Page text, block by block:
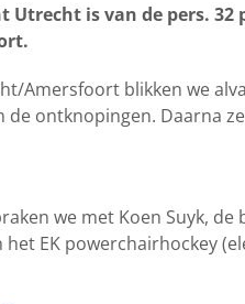
Utrecht is van de pers.
Amersfoort blikken we
de ontknopingen. Daarna
we met Koen Suyk,
EK powerchairhockey